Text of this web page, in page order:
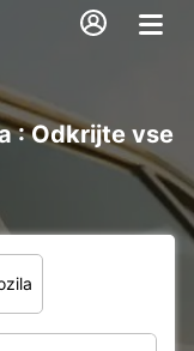
: Odkrijte vse